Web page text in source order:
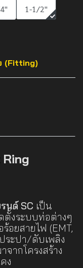
1-1/2"
(Fitting)
นด์ SC เป็น
งระบบท่อต่างๆ
ยสายไฟ (EMT,
ระปา/ดับเพลิง
ากโครงสร้าง
ง